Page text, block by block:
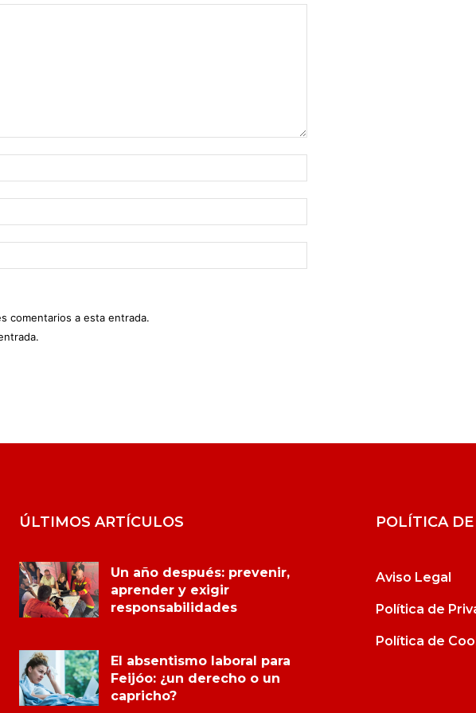
comentarios a esta entrada.
ÚLTIMOS ARTÍCULOS
Un año después: prevenir,
aprender y exigir
responsabilidades
El absentismo laboral para
Feijóo: ¿un derecho o un
capricho?
POLÍTICA
Aviso Legal
Política de
Política de